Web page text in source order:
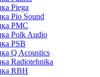
Piega
Pio Sound
PMC
Polk Audio
PSB
Q Acoustics
Radiotehnika
RBH